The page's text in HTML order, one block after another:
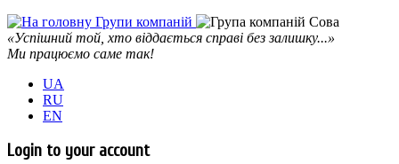
«Успішний той, хто віддається справі без залишку...»
Ми працюємо саме так!
UA
RU
EN
Login to your account